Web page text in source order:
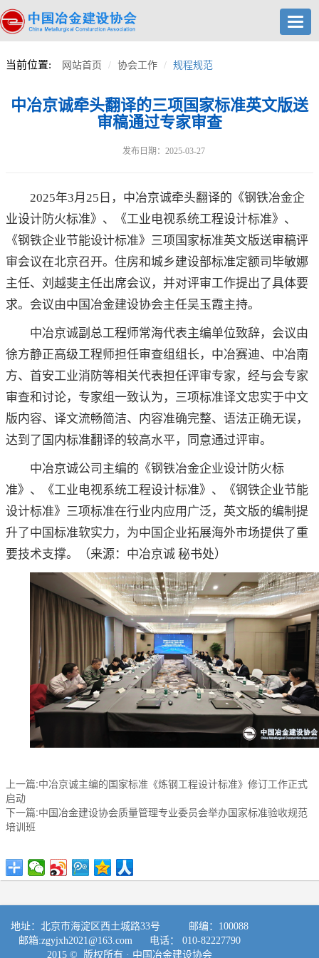
当前位置: 网站首页 协会工作 规程规范
中冶京诚牵头翻译的三项国家标准英文版送
审稿通过专家审查
发布日期：2025-03-27
2025年3月25日，中冶京诚牵头翻译的《钢铁冶金企
业设计防火标准》、《工业电视系统工程设计标准》、
《钢铁企业节能设计标准》三项国家标准英文版送审稿评
审会议在北京召开。住房和城乡建设部标准定额司毕敏娜
主任、刘越斐主任出席会议，并对评审工作提出了具体要
求。会议由中国冶金建设协会主任吴玉霞主持。
中冶京诚副总工程师常海代表主编单位致辞，会议由
徐方静正高级工程师担任审查组组长，中冶赛迪、中冶南
方、首安工业消防等相关代表担任评审专家，经与会专家
审查和讨论，专家组一致认为，三项标准译文忠实于中文
版内容、译文流畅简洁、内容准确完整、语法正确无误，
达到了国内标准翻译的较高水平，同意通过评审。
中冶京诚公司主编的《钢铁冶金企业设计防火标
准》、《工业电视系统工程设计标准》、《钢铁企业节能
设计标准》三项标准在行业内应用广泛，英文版的编制提
升了中国标准软实力，为中国企业拓展海外市场提供了重
要技术支撑。
（来源：中冶京诚 秘书处）
上一篇:中冶京诚主编的国家标准《炼钢工程设计标准》修订工作正式
启动
下一篇:中国冶金建设协会质量管理专业委员会举办国家标准验收规范
培训班
地址：北京市海淀区西土城路33号 邮编：100088
邮箱:zgyjxh2021@163.com 电话： 010-82227790
2015 © 版权所有 · 中国冶金建设协会